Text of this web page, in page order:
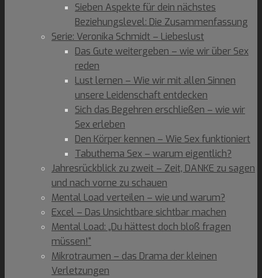
Sieben Aspekte für dein nächstes
Beziehungslevel: Die Zusammenfassung
Serie: Veronika Schmidt – Liebeslust
Das Gute weitergeben – wie wir über Sex
reden
Lust lernen – Wie wir mit allen Sinnen
unsere Leidenschaft entdecken
Sich das Begehren erschließen – wie wir
Sex erleben
Den Körper kennen – Wie Sex funktioniert
Tabuthema Sex – warum eigentlich?
Jahresrückblick zu zweit – Zeit, DANKE zu sagen
und nach vorne zu schauen
Mental Load verteilen – wie und warum?
Excel – Das Unsichtbare sichtbar machen
Mental Load: „Du hättest doch bloß fragen
müssen!“
Mikrotraumen – das Drama der kleinen
Verletzungen